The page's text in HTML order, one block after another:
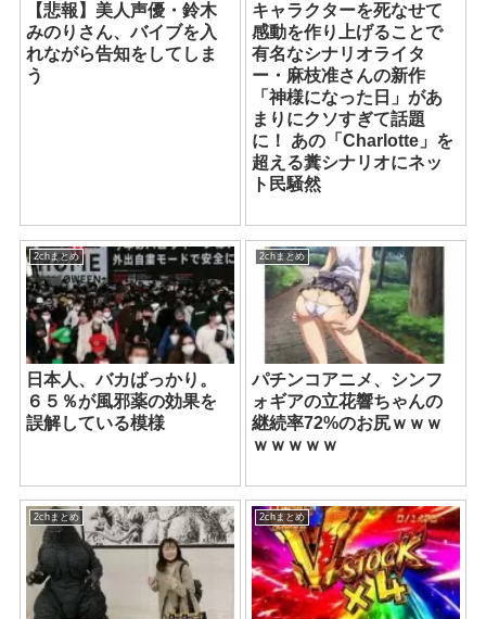
【悲報】美人声優・鈴木
みのりさん、バイブを入
れながら告知をしてしま
う
キャラクターを死なせて
感動を作り上げることで
有名なシナリオライタ
ー・麻枝准さんの新作
「神様になった日」があ
まりにクソすぎて話題
に！ あの「Charlotte」を
超える糞シナリオにネッ
ト民騒然
2chまとめ
日本人、バカばっかり。
６５％が風邪薬の効果を
誤解している模様
2chまとめ
パチンコアニメ、シンフ
ォギアの立花響ちゃんの
継続率72%のお尻ｗｗｗ
ｗｗｗｗｗ
2chまとめ 2chまとめ